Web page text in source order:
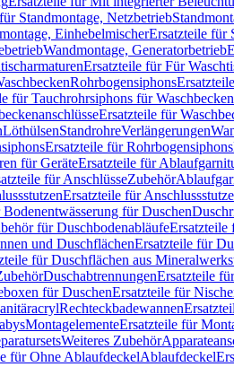
Standmontage, Netzbetrieb
EinhebelmischerErsatzteile für
Wandmontage, Generatorbetrieb
Ersatzteile für Für
Rohrbogensiphons
für Tauchrohrsiphons für Waschbecken
Ersatzteile für
LöthülsenStandrohreVerlängerungen
Ersatzteile für Rohrbogensiphons
für GeräteErsatzteile für
für AnschlüsseZubehör
Ersatzteile für
für Duschen
für DuschbodenabläufeErsatzteile
und DuschflächenErsatzteile für
für Duschflächen aus
DuschabtrennungenErsatzteile
für DuschenErsatzteile für
Rechteckbadewannen
MontagelementeErsatzteile für
Weiteres Zubehör
für Ohne AblaufdeckelAblaufdeckel